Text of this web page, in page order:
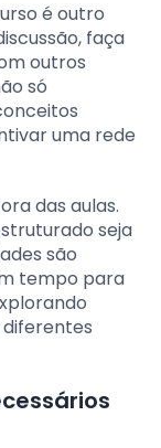
é outro
faça
outros
só
uma rede
das aulas.
seja
são
tempo para